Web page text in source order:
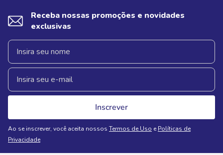
Receba nossas promoções e novidades
exclusivas
Inscrever
Ao se inscrever, você aceita nossos Termos de Uso e Políticas de
Privacidade